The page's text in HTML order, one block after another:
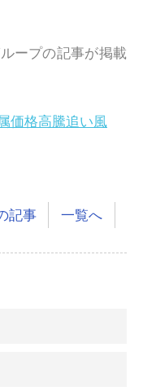
ープの記事が掲載
価格高騰追い風
記事 一覧へ